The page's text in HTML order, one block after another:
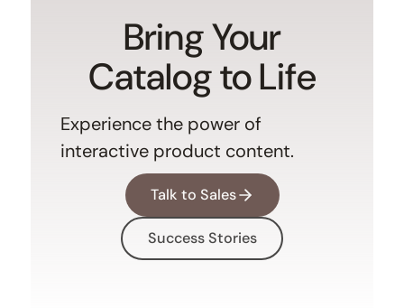
Bring Your
Catalog to Life
Experience the power of
interactive product content.
Talk to Sales
Success Stories